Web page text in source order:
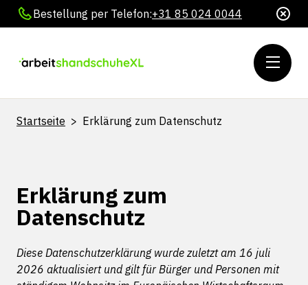
Bestellung per Telefon:+31 85 024 0044
Startseite > Erklärung zum Datenschutz
Erklärung zum
Datenschutz
Diese Datenschutzerklärung wurde zuletzt am 16 juli
2026 aktualisiert und gilt für Bürger und Personen mit